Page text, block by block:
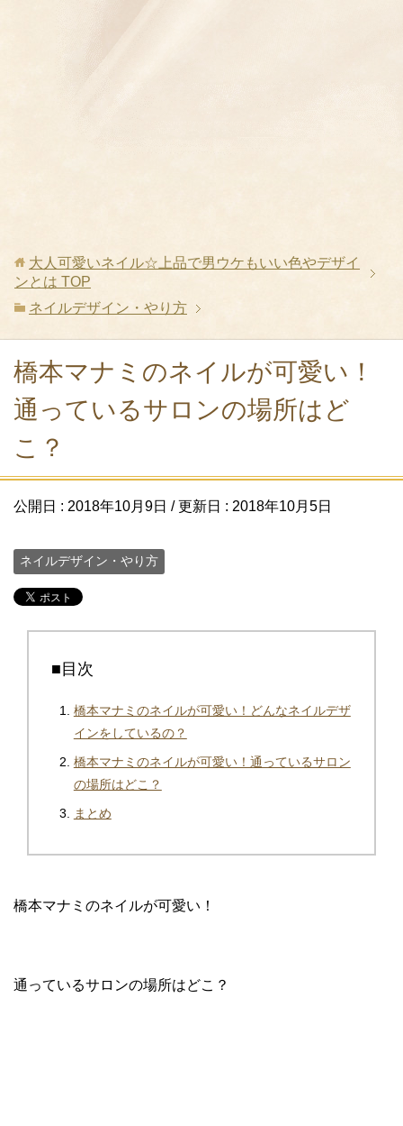
大人可愛いネイル☆上品で男ウケもいい色やデザイ
ンとは TOP
ネイルデザイン・やり方
橋本マナミのネイルが可愛い！
通っているサロンの場所はど
こ？
公開日 : 2018年10月9日 / 更新日 : 2018年10月5日
ネイルデザイン・やり方
■目次
橋本マナミのネイルが可愛い！どんなネイルデザ
インをしているの？
橋本マナミのネイルが可愛い！通っているサロン
の場所はどこ？
まとめ
橋本マナミのネイルが可愛い！
通っているサロンの場所はどこ？